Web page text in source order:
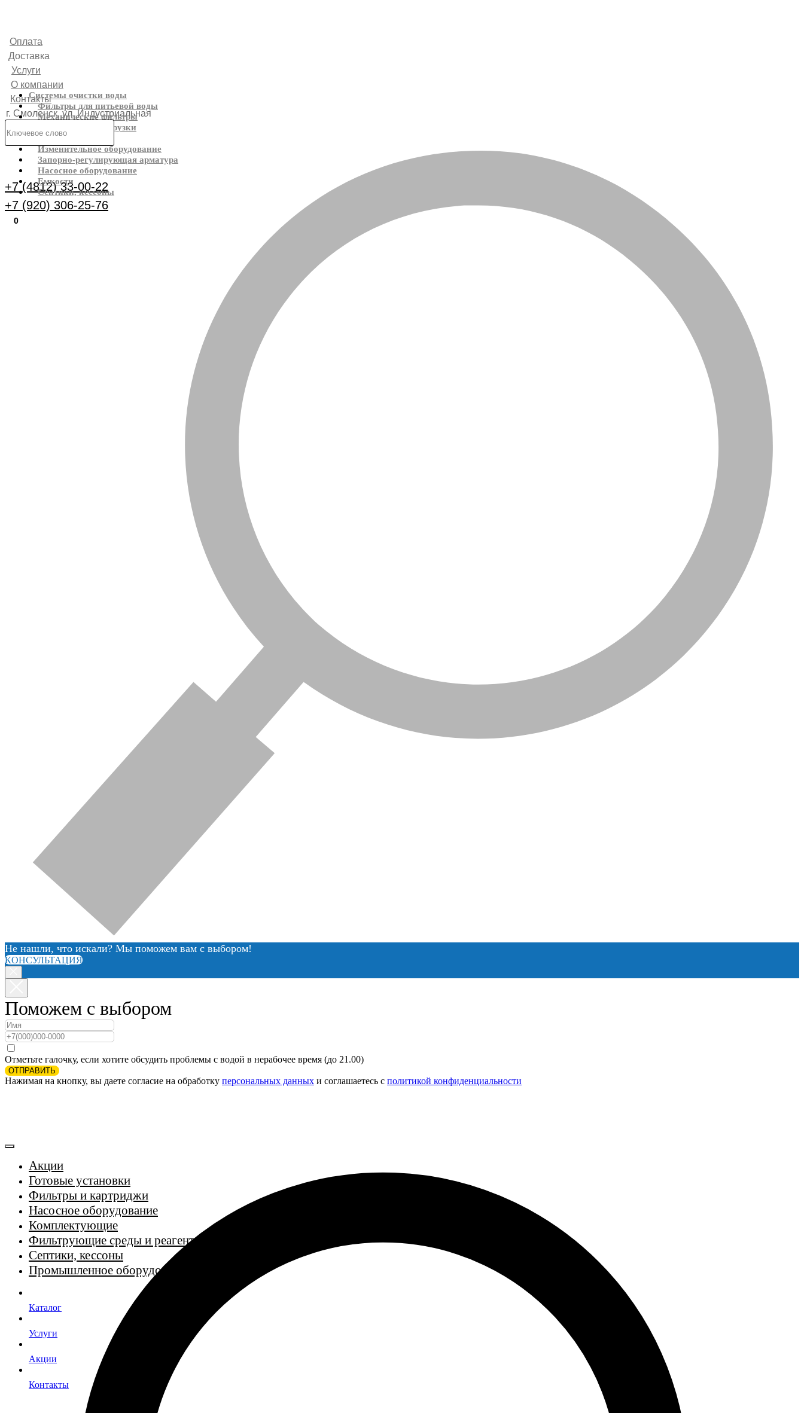
Оплата
Доставка
Услуги
О компании
Контакты
г. Смоленск, ул. Индустриальная
Каталог
+7 (4812) 33-00-22
+7 (920) 306-25-76
0
Системы очистки воды
Фильтры для питьевой воды
Механические фильтры
Фильтрующие загрузки
Реагенты
Изменительное оборудование
Запорно-регулирующая арматура
Насосное оборудование
Емкости
Септики, кессоны
Не нашли, что искали? Мы поможем вам с выбором!
КОНСУЛЬТАЦИЯ
Поможем с выбором
Отметьте галочку, если хотите обсудить проблемы с водой в нерабочее время (до 21.00)
ОТПРАВИТЬ
Нажимая на кнопку, вы даете согласие на обработку персональных данных и соглашаетесь c политикой конфиденциальности
Акции
Готовые установки
Фильтры и картриджи
Насосное оборудование
Комплектующие
Фильтрующие среды и реагенты
Септики, кессоны
Промышленное оборудование
Каталог
Услуги
Акции
Контакты